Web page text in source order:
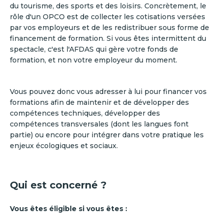
du tourisme, des sports et des loisirs. Concrètement, le
rôle d'un OPCO est de collecter les cotisations versées
par vos employeurs et de les redistribuer sous forme de
financement de formation. Si vous êtes intermittent du
spectacle, c'est l'AFDAS qui gère votre fonds de
formation, et non votre employeur du moment.
Vous pouvez donc vous adresser à lui pour financer vos
formations afin de maintenir et de développer des
compétences techniques, développer des
compétences transversales (dont les langues font
partie) ou encore pour intégrer dans votre pratique les
enjeux écologiques et sociaux.
Qui est concerné ?
Vous êtes éligible si vous êtes :